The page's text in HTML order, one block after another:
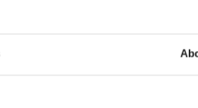
että olemassa oleva yhtiö
tuottamista
soten ja kuntien kassaan.
talouden alijäämä näyttää
Ensi kesän tasauslasku vuoden